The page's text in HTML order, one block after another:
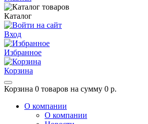
Каталог
Вход
Избранное
Корзина
Корзина 0 товаров на сумму 0 р.
О компании
О компании